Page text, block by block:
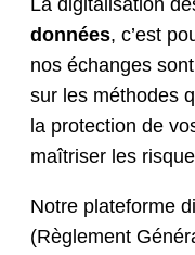
La digitalisation
données, c’est
nos échanges
sur les méthodes
la protection de
maîtriser les
Notre plateforme
(Règlement